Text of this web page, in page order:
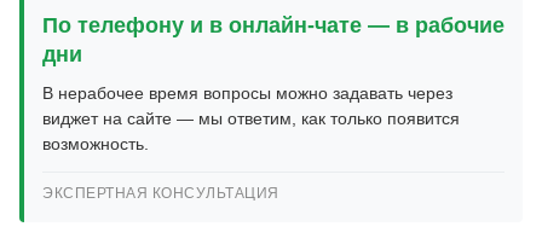
По телефону и в онлайн-чате — в рабочие
дни
В нерабочее время вопросы можно задавать через
виджет на сайте — мы ответим, как только появится
возможность.
ЭКСПЕРТНАЯ КОНСУЛЬТАЦИЯ